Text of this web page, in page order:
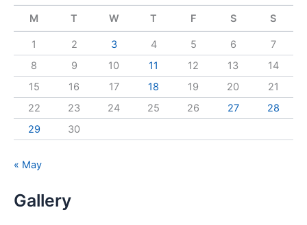
c
f
:
M T W T F S S
1 2 3 4 5 6
7
8
9 10 11 12 13
14
15
16 17 18 19 20
21
22
23 24 25 26 27
28
29
30
« May
Gallery